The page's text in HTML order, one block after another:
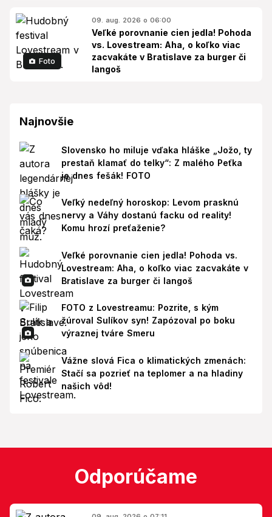
Foto
09. aug. 2026 o 06:00
Veľké porovnanie cien jedla! Pohoda
vs. Lovestream: Aha, o koľko viac
zacvakáte v Bratislave za burger či
langoš
Najnovšie
Slovensko ho miluje vďaka hláške „Jožo, ty
prestaň klamať do telky“: Z malého Peťka
je dnes fešák! FOTO
Veľký nedeľný horoskop: Levom prasknú
nervy a Váhy dostanú facku od reality!
Komu hrozí preťaženie?
Veľké porovnanie cien jedla! Pohoda vs.
Lovestream: Aha, o koľko viac zacvakáte v
Bratislave za burger či langoš
FOTO z Lovestreamu: Pozrite, s kým
žúroval Sulíkov syn! Zapózoval po boku
výraznej tváre Smeru
Vážne slová Fica o klimatických zmenách:
Stačí sa pozrieť na teplomer a na hladiny
našich vôd!
Odporúčame